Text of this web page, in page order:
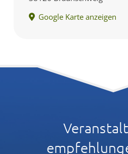
Google Karte anzeigen